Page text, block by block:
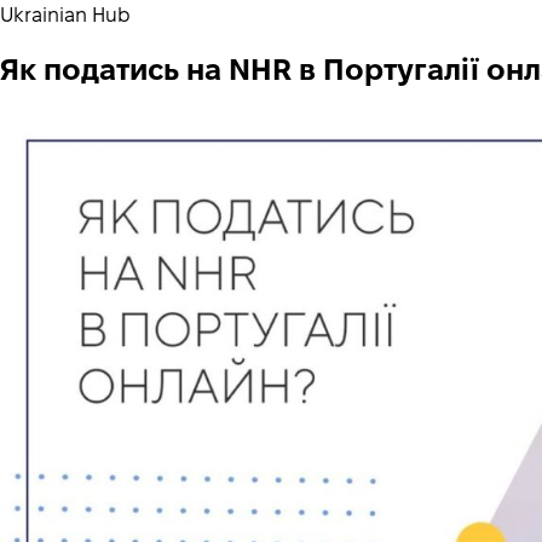
Ukrainian Hub
Як податись на NHR в Португалії